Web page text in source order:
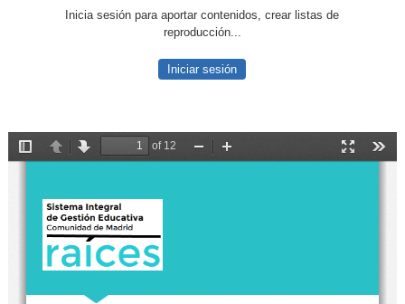
Inicia sesión para aportar contenidos, crear listas de
reproducción...
Iniciar sesión